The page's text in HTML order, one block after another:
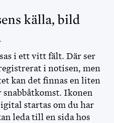
källa, bild
i ett vitt fält. Där ser
i notisen, men
kan det finnas en liten
Ikonen
startas om du har
leda till en sida hos